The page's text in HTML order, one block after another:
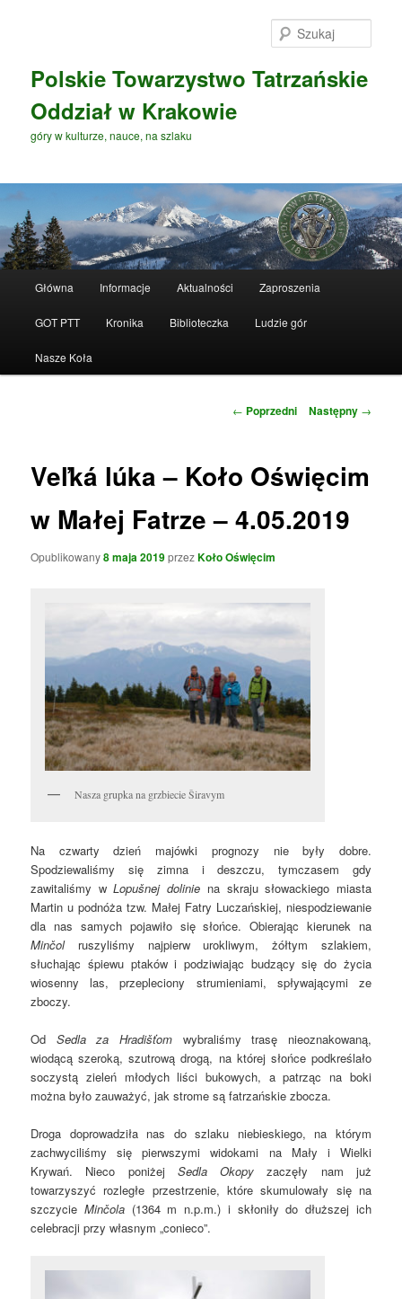
Polskie Towarzystwo Tatrzańskie
Oddział w Krakowie
góry w kulturze, nauce, na szlaku
e
Główna Informacje Aktualności Zaproszenia
GOT PTT Kronika Biblioteczka Ludzie gór
Nasze Koła
N
g
c
a
u
← Poprzedni Następny →
Veľká lúka – Koło Oświęcim
w Małej Fatrze – 4.05.2019
Opublikowany8 maja 2019przezKoło Oświęcim
Nasza grupka na grzbiecie Širavym
Na czwarty dzień majówki prognozy nie były dobre.
Spodziewaliśmy się zimna i deszczu, tymczasem gdy
zawitaliśmy wLopušnej dolinie na skraju słowackiego miasta
Martin u podnóża tzw. Małej Fatry Luczańskiej, niespodziewanie
dla nas samych pojawiło się słońce. Obierając kierunek na
Minčol ruszyliśmy najpierw urokliwym, żółtym szlakiem,
słuchając śpiewu ptaków i podziwiając budzący się do życia
wiosenny las, przepleciony strumieniami, spływającymi ze
zboczy.
Od Sedla za Hradišťom wybraliśmy trasę nieoznakowaną,
wiodącą szeroką, szutrową drogą, na której słońce podkreślało
soczystą zieleń młodych liści bukowych, a patrząc na boki
można było zauważyć, jak strome są fatrzańskie zbocza.
Droga doprowadziła nas do szlaku niebieskiego, na którym
zachwyciliśmy się pierwszymi widokami na Mały i Wielki
Krywań. Nieco poniżej Sedla Okopyzaczęły nam już
towarzyszyć rozległe przestrzenie, które skumulowały się na
szczycie Minčola (1364 m n.p.m.) i skłoniły do dłuższej ich
celebracji przy własnym „conieco”.